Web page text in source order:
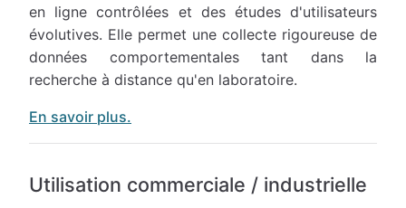
en ligne contrôlées et des études d'utilisateurs
évolutives. Elle permet une collecte rigoureuse de
données comportementales tant dans la
recherche à distance qu'en laboratoire.
En savoir plus.
Utilisation commerciale / industrielle